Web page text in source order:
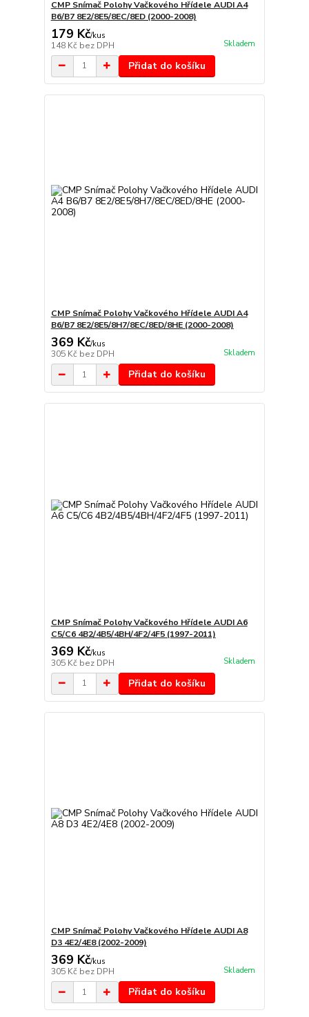
CMP Snímač Polohy Vačkového Hřídele AUDI A4
B6/B7 8E2/8E5/8EC/8ED (2000-2008)
179 Kč/kus
148 Kč bez DPH Skladem
Přidat do košíku
CMP Snímač Polohy Vačkového Hřídele AUDI A4
B6/B7 8E2/8E5/8H7/8EC/8ED/8HE (2000-2008)
369 Kč/kus
305 Kč bez DPH Skladem
Přidat do košíku
CMP Snímač Polohy Vačkového Hřídele AUDI A6
C5/C6 4B2/4B5/4BH/4F2/4F5 (1997-2011)
369 Kč/kus
305 Kč bez DPH Skladem
Přidat do košíku
CMP Snímač Polohy Vačkového Hřídele AUDI A8
D3 4E2/4E8 (2002-2009)
369 Kč/kus
305 Kč bez DPH Skladem
Přidat do košíku